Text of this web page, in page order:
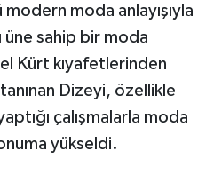
moda anlayışıyla
üne sahip bir moda
Kürt kıyafetlerinden
Dizeyi, özellikle
çalışmalarla moda
yükseldi.